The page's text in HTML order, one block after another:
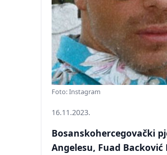
Foto: Instagram
16.11.2023.
Bosanskohercegovački
Angelesu, Fuad